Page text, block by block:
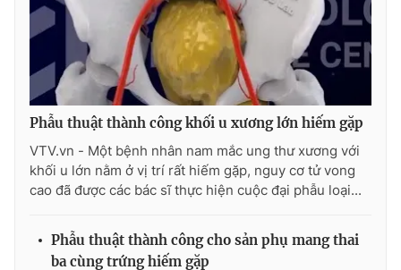
® Cấm sao chép dưới mọi hình thức nếu không có sự chấp
thuận bằng văn bản. Ghi rõ nguồn VTV.vn khi phát hành lại
thông tin từ website này.
Phẫu thuật thành công khối u xương lớn hiếm gặp
VTV.vn - Một bệnh nhân nam mắc ung thư xương với
khối u lớn nằm ở vị trí rất hiếm gặp, nguy cơ tử vong
cao đã được các bác sĩ thực hiện cuộc đại phẫu loại...
Phẫu thuật thành công cho sản phụ mang thai
ba cùng trứng hiếm gặp